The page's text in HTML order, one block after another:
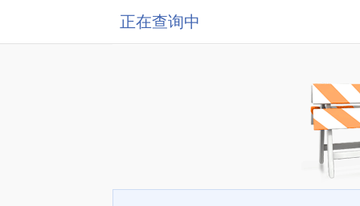
正在查询中